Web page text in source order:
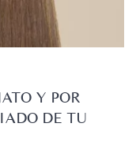
Y POR
DE TU